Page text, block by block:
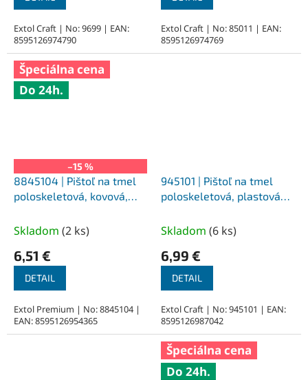
Extol Craft | No: 9699 | EAN:
8595126974790
Extol Craft | No: 85011 | EAN:
8595126974769
Špeciálna cena
Do 24h.
–15 %
8845104 | Pištoľ na tmel
poloskeletová, kovová,
Skladom (2 ks)
6,51 €
DETAIL
Extol Premium | No: 8845104 |
EAN: 8595126954365
945101 | Pištoľ na tmel
poloskeletová, plastová
Skladom (6 ks)
6,99 €
DETAIL
Extol Craft | No: 945101 | EAN:
8595126987042
Špeciálna cena
Do 24h.